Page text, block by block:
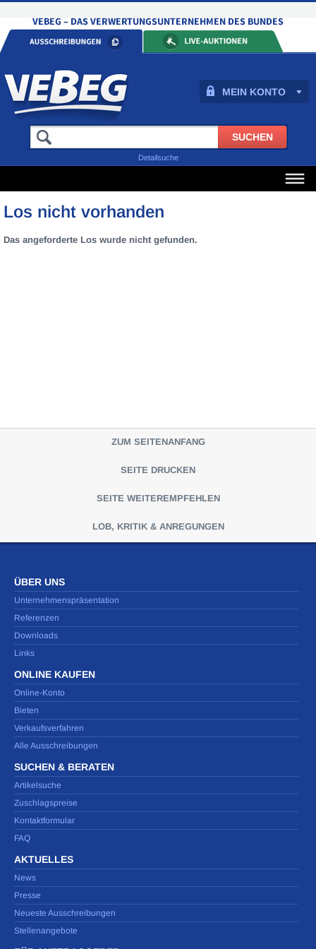
MEIN KONTO
Detailsuche
Los nicht vorhanden
Das angeforderte Los wurde nicht gefunden.
ZUM SEITENANFANG
SEITE DRUCKEN
SEITE WEITEREMPFEHLEN
LOB, KRITIK & ANREGUNGEN
ÜBER UNS
Unternehmenspräsentation
Referenzen
Downloads
Links
ONLINE KAUFEN
Online-Konto
Bieten
Verkaufsverfahren
Alle Ausschreibungen
SUCHEN & BERATEN
Artikelsuche
Zuschlagspreise
Kontaktformular
FAQ
AKTUELLES
News
Presse
Neueste Ausschreibungen
Stellenangebote